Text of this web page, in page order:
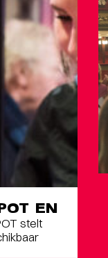
EN
stelt